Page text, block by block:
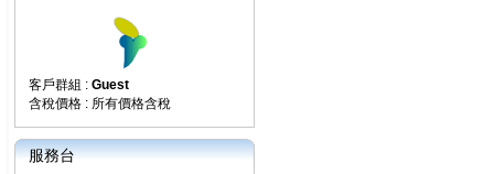
客戶群組 : Guest
含稅價格 : 所有價格含稅
服務台